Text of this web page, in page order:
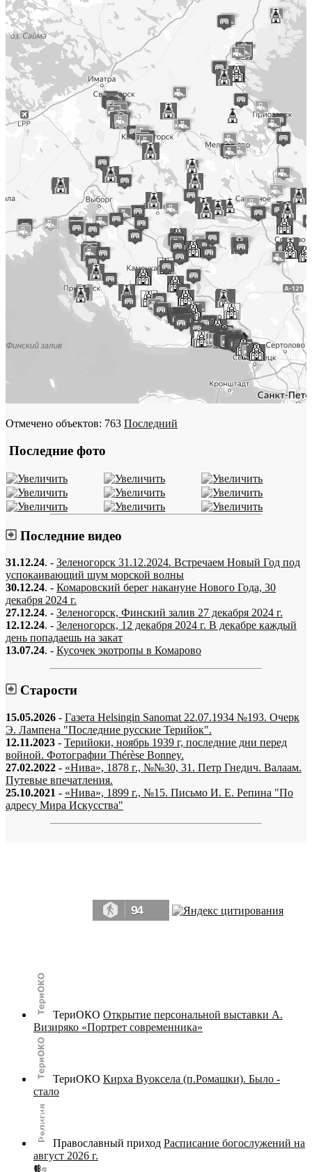
Отмечено объектов: 763 Последний
Последние фото
Последние видео
31.12.24. - Зеленогорск 31.12.2024. Встречаем Новый Год под
успокаивающий шум морской волны
30.12.24. - Комаровский берег накануне Нового Года, 30
декабря 2024 г.
27.12.24. - Зеленогорск, Финский залив 27 декабря 2024 г.
12.12.24. - Зеленогорск, 12 декабря 2024 г. В декабре каждый
день попадаешь на закат
13.07.24. - Кусочек экотропы в Комарово
Старости
15.05.2026 - Газета Helsingin Sanomat 22.07.1934 №193. Очерк
Э. Лампена "Последние русские Терийок".
12.11.2023 - Терийоки, ноябрь 1939 г, последние дни перед
войной. Фотографии Thérèse Bonney.
27.02.2022 - «Нива», 1878 г., №№30, 31. Петр Гнедич. Валаам.
Путевые впечатления.
25.10.2021 - «Нива», 1899 г., №15. Письмо И. Е. Репина "По
адресу Мира Искусства"
94
ТериОКО Открытие персональной выставки А.
Визиряко «Портрет современника»
ТериОКО Кирха Вуоксела (п.Ромашки). Было -
стало
Православный приход Расписание богослужений на
август 2026 г.